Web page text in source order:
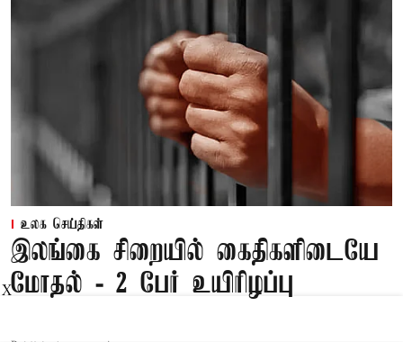
உலக செய்திகள்
இலங்கை சிறையில் கைதிகளிடையே
மோதல் - 2 பேர் உயிரிழப்பு
X